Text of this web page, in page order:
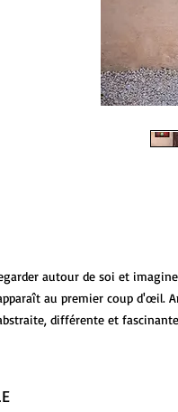
autour de soi et
au premier coup d'œil.
différente et